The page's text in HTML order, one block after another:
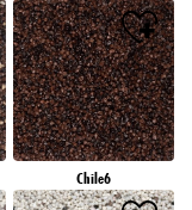
Chile6